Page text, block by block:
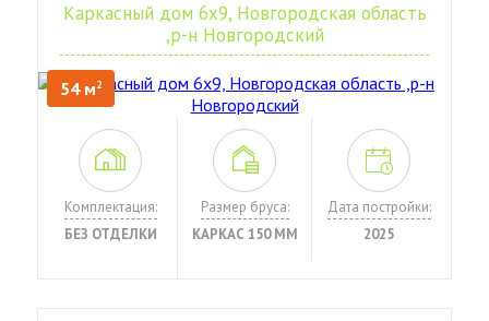
Каркасный дом 6х9, Новгородская область
,р-н Новгородский
54 м2
Комплектация:
БЕЗ ОТДЕЛКИ
Размер бруса:
КАРКАС 150 ММ
Дата постройки:
2025